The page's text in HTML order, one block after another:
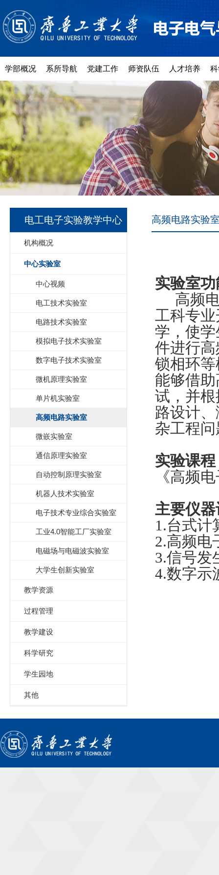
学部概况 系所导航 党建工作 师资队伍 人才培养
电工电子实验教学中心
机构概况
中心实验室
中心视频
电工技术实验室
电路技术实验室
模拟电子技术实验室
数字电子技术实验室
微机原理实验室
单片机实验室
高频电路实验室
微嵌实验室
通信原理实验室
自动控制原理实验室
机器人技术实验室
电子技术专业综合实验室
工业4.0智能工厂实验室
电磁场与电磁波实验室
大学生创新实验室
教学资源
过程管理
教学建设
科学研究
学生园地
其他
高频电路实验
实验室功
高频
工科专
学，使
件进行
锁相环
能够借
试，并
路设计
杂工程
实验课程
《高频
主要仪
1.台式
2.高频
3.信
4.数